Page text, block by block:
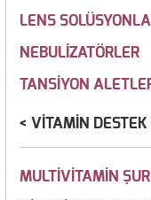
LENS
NEBULİZATÖRLER
TANSİYON
VİTAMİN DESTEK
MULTİVİTAMİN